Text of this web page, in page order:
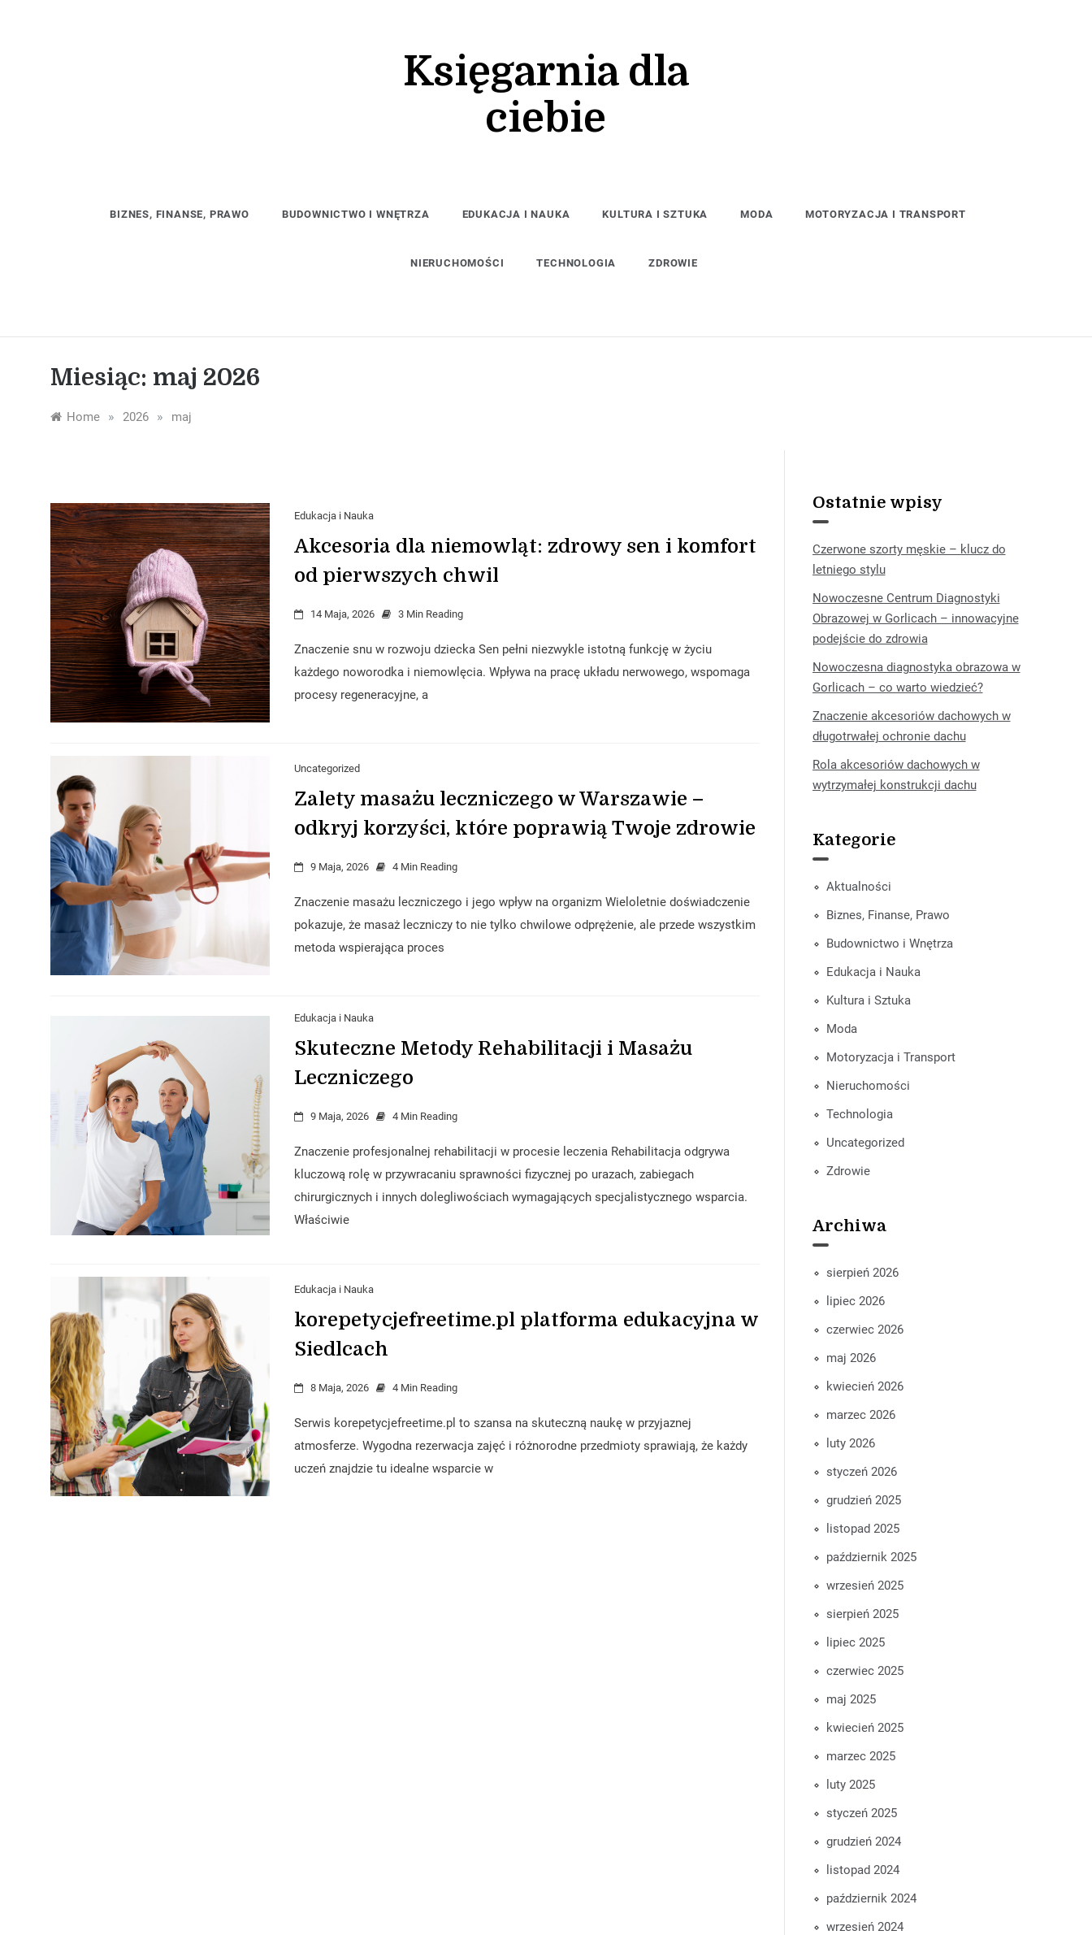
Księgarnia dla
ciebie
BIZNES, FINANSE, PRAWO BUDOWNICTWO I WNĘTRZA EDUKACJA I NAUKA KULTURA I SZTUKA MODA MOTORYZACJA I TRANSPORT
NIERUCHOMOŚCI TECHNOLOGIA ZDROWIE
Miesiąc: maj 2026
Home » 2026 » maj
Edukacja i Nauka
Akcesoria dla niemowląt: zdrowy sen i komfort
od pierwszych chwil
14 Maja, 2026 3 Min Reading
Znaczenie snu w rozwoju dziecka Sen pełni niezwykle istotną funkcję w życiu
każdego noworodka i niemowlęcia. Wpływa na pracę układu nerwowego, wspomaga
procesy regeneracyjne, a
Uncategorized
Zalety masażu leczniczego w Warszawie –
odkryj korzyści, które poprawią Twoje zdrowie
9 Maja, 2026 4 Min Reading
Znaczenie masażu leczniczego i jego wpływ na organizm Wieloletnie doświadczenie
pokazuje, że masaż leczniczy to nie tylko chwilowe odprężenie, ale przede wszystkim
metoda wspierająca proces
Edukacja i Nauka
Skuteczne Metody Rehabilitacji i Masażu
Leczniczego
9 Maja, 2026 4 Min Reading
Znaczenie profesjonalnej rehabilitacji w procesie leczenia Rehabilitacja odgrywa
kluczową rolę w przywracaniu sprawności fizycznej po urazach, zabiegach
chirurgicznych i innych dolegliwościach wymagających specjalistycznego wsparcia.
Właściwie
Edukacja i Nauka
korepetycjefreetime.pl platforma edukacyjna w
Siedlcach
8 Maja, 2026 4 Min Reading
Serwis korepetycjefreetime.pl to szansa na skuteczną naukę w przyjaznej
atmosferze. Wygodna rezerwacja zajęć i różnorodne przedmioty sprawiają, że każdy
uczeń znajdzie tu idealne wsparcie w
Ostatnie wpisy
Czerwone szorty męskie – klucz do
letniego stylu
Nowoczesne Centrum Diagnostyki
Obrazowej w Gorlicach – innowacyjne
podejście do zdrowia
Nowoczesna diagnostyka obrazowa w
Gorlicach – co warto wiedzieć?
Znaczenie akcesoriów dachowych w
długotrwałej ochronie dachu
Rola akcesoriów dachowych w
wytrzymałej konstrukcji dachu
Kategorie
Aktualności
Biznes, Finanse, Prawo
Budownictwo i Wnętrza
Edukacja i Nauka
Kultura i Sztuka
Moda
Motoryzacja i Transport
Nieruchomości
Technologia
Uncategorized
Zdrowie
Archiwa
sierpień 2026
lipiec 2026
czerwiec 2026
maj 2026
kwiecień 2026
marzec 2026
luty 2026
styczeń 2026
grudzień 2025
listopad 2025
październik 2025
wrzesień 2025
sierpień 2025
lipiec 2025
czerwiec 2025
maj 2025
kwiecień 2025
marzec 2025
luty 2025
styczeń 2025
grudzień 2024
listopad 2024
październik 2024
wrzesień 2024